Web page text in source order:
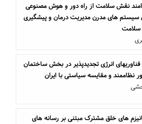
نقش سلامت از راه دور و هوش مصنوعی
سیستم های مدرن مدیریت درمان و پیشگیری
سلامت
انرژی تجدیدپذیر در بخش ساختمان
نظاممند و مقایسه سیاستی با ایران
های خلق مشترک مبتنی بر رسانه های